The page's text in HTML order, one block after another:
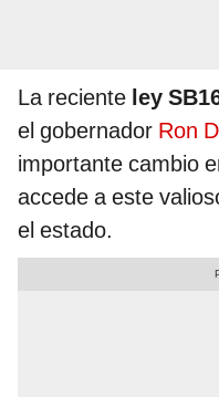
La reciente ley
el gobernador Ron
importante cambio
accede a este
el estado.